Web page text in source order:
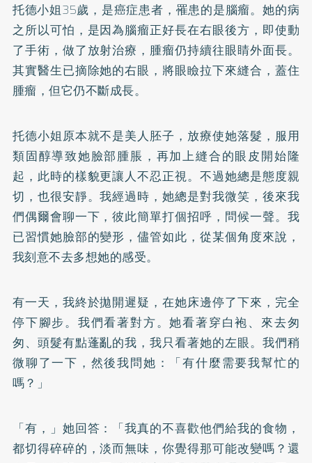
托德小姐35歲，是癌症患者，罹患的是腦瘤。她的病
之所以可怕，是因為腦瘤正好長在右眼後方，即使動
了手術，做了放射治療，腫瘤仍持續往眼睛外面長。
其實醫生已摘除她的右眼，將眼瞼拉下來縫合，蓋住
腫瘤，但它仍不斷成長。
托德小姐原本就不是美人胚子，放療使她落髮，服用
類固醇導致她臉部腫脹，再加上縫合的眼皮開始隆
起，此時的樣貌更讓人不忍正視。不過她總是態度親
切，也很安靜。我經過時，她總是對我微笑，後來我
們偶爾會聊一下，彼此簡單打個招呼，問候一聲。我
已習慣她臉部的變形，儘管如此，從某個角度來說，
我刻意不去多想她的感受。
有一天，我終於拋開遲疑，在她床邊停了下來，完全
停下腳步。我們看著對方。她看著穿白袍、來去匆
匆、頭髮有點蓬亂的我，我只看著她的左眼。我們稍
微聊了一下，然後我問她：「有什麼需要我幫忙的
嗎？」
「有，」她回答：「我真的不喜歡他們給我的食物，
都切得碎碎的，淡而無味，你覺得那可能改變嗎？還